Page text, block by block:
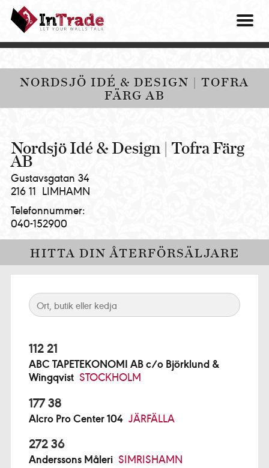
Intrade
ITG
AB
|
your
wallsNORDSJÖ IDÉ & DESIGN | TOFRA
FÄRG AB
Nordsjö Idé & Design | Tofra Färg
AB
Gustavsgatan 34
216 11 LIMHAMN
Telefonnummer:
040-152900
HITTA DIN ÅTERFÖRSÄLJARE
112 21
ABC TAPETEKONOMI AB c/o Björklund &
Wingqvist STOCKHOLM
177 38
Alcro Pro Center 104 JÄRFÄLLA
272 36
Anderssons Måleri SIMRISHAMN
OM
VÅRA
HITTA